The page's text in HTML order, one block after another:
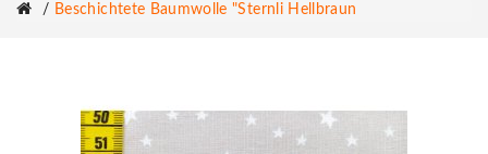
Beschichtete Baumwolle "Sternli Hellbraun